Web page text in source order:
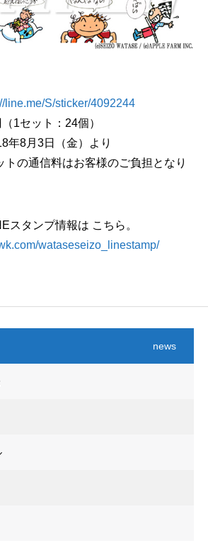
line.me/S/sticker/4092244
1セット：24個）
年8月3日（金）より
トの通信料はお客様のご負担となり
スタンプ情報は こちら。
wataseseizo_linestamp/
news